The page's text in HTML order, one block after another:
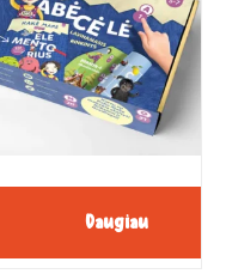
Daugiau